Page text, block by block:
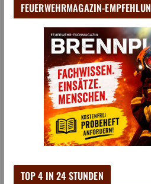
FEUERWEHRMAGAZIN-
TOP 4 IN 24 STUNDEN